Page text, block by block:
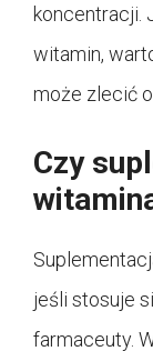
koncentracji.
witamin,
może zlecić
Czy
jeśli stosuje
farmaceuty.